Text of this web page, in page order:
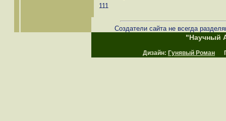
111
Создатели сайта не всегда
"Научный
Дизайн: Гунявый Роман